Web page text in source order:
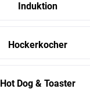
Induktion
Hockerkocher
Hot Dog & Toaster